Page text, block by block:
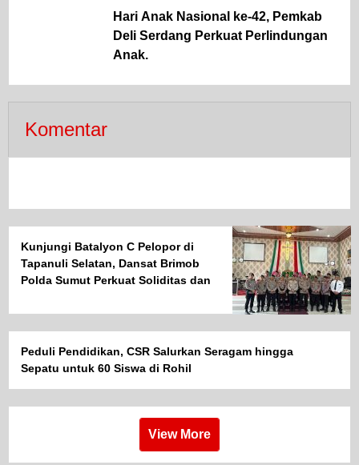
Ops dan Kapolsek Tompobulu
Hari Anak Nasional ke-42, Pemkab
Deli Serdang Perkuat Perlindungan
Anak.
Komentar
Kunjungi Batalyon C Pelopor di
Tapanuli Selatan, Dansat Brimob
Polda Sumut Perkuat Soliditas dan
Peduli Pendidikan, CSR Salurkan Seragam hingga
Sepatu untuk 60 Siswa di Rohil
View More